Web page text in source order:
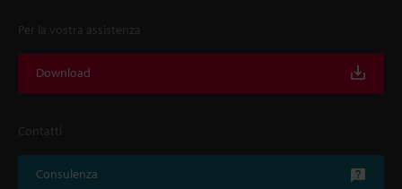
Per la vostra assistenza
Download
Contatti
Consulenza